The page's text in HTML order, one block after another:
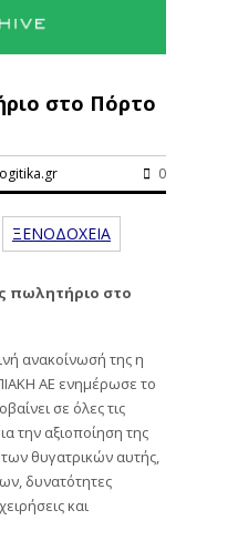
στο Πόρτο
0
ΞΕΝΟΔΟΧΕΙΑ
πωλητήριο στο
ανακοίνωσή της η
ΑΕ ενημέρωσε το
σε όλες τις
την αξιοποίηση της
των θυγατρικών αυτής,
δυνατότητες
και